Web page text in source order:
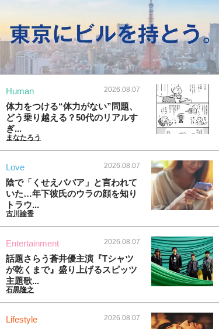
Human 2026.08.07
体力をつける“体力がない”問題、
どう乗り越える？50代のリアルす
ぎ...
まなたろう
Love 2026.08.07
陰で「くせえババア」と言われて
いた…年下彼氏のウラの顔を知り
トラウ...
古川諭香
Entertainment 2026.08.07
話題さらう蒼井優主演『Tシャツ
が乾くまで』盛り上げるスピッツ
主題歌...
石黒隆之
Lifestyle 2026.08.07